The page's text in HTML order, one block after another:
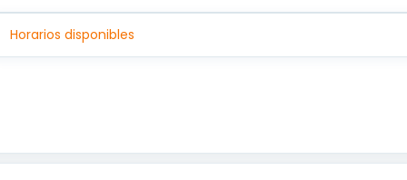
Horarios disponibles